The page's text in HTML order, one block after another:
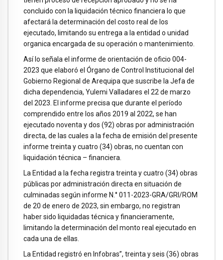
concluido con la liquidación técnico financiera lo que
afectará la determinación del costo real de los
ejecutado, limitando su entrega a la entidad o unidad
organica encargada de su operación o mantenimiento.
Así lo señala el informe de orientación de oficio 004-
2023 que elaboró el Órgano de Control Institucional del
Gobierno Regional de Arequipa que suscribe la Jefa de
dicha dependencia, Yulemi Valladares el 22 de marzo
del 2023. El informe precisa que durante el período
comprendido entre los años 2019 al 2022, se han
ejecutado noventa y dos (92) obras por administración
directa, de las cuales a la fecha de emisión del presente
informe treinta y cuatro (34) obras, no cuentan con
liquidación técnica – financiera.
La Entidad a la fecha registra treinta y cuatro (34) obras
públicas por administración directa en situación de
culminadas según informe N.° 011-2023-GRA/GRI/ROM
de 20 de enero de 2023, sin embargo, no registran
haber sido liquidadas técnica y financieramente,
limitando la determinación del monto real ejecutado en
cada una de ellas.
La Entidad registró en Infobras”, treinta y seis (36) obras